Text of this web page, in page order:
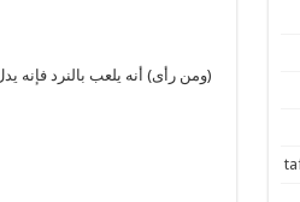
(ومن رأى) أنه يلعب بالنرد